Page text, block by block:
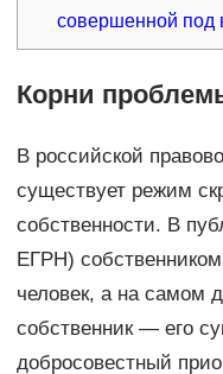
совершенной под
Корни
В российской
существует режим
собственности. В
ЕГРН)
человек, а на самом
собственник — его
добросовестный